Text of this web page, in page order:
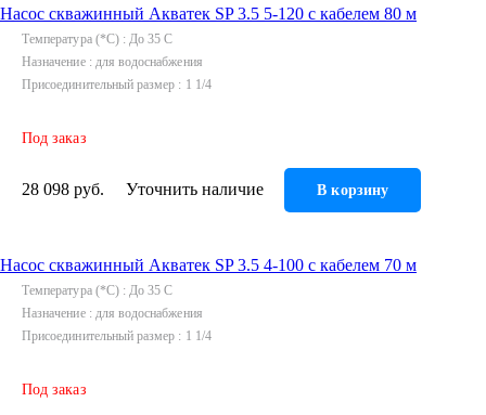
Насос скважинный Акватек SP 3.5 5-120 с кабелем 80 м
Температура (*С)
До 35 C
Назначение
для водоснабжения
Присоединительный размер
1 1/4
Под заказ
28 098 руб. Уточнить наличие В корзину
Насос скважинный Акватек SP 3.5 4-100 с кабелем 70 м
Температура (*С)
До 35 C
Назначение
для водоснабжения
Присоединительный размер
1 1/4
Под заказ